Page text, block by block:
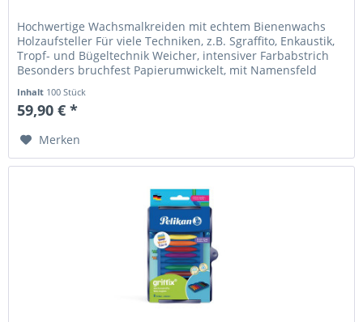
Hochwertige Wachsmalkreiden mit echtem Bienenwachs
Holzaufsteller Für viele Techniken, z.B. Sgraffito, Enkaustik,
Tropf- und Bügeltechnik Weicher, intensiver Farbabstrich
Besonders bruchfest Papierumwickelt, mit Namensfeld
Inhalt 100 Stück
59,90 € *
Merken